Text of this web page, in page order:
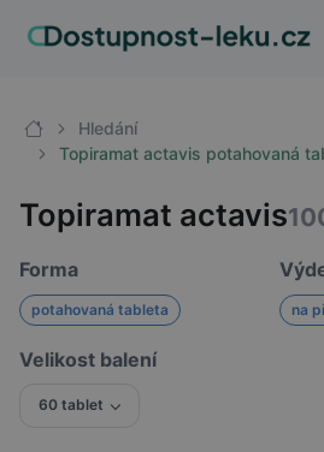
Hledání
Topiramat actavis potahovaná
Topiramat actavis
Forma
potahovaná tableta na
Velikost balení
60 tablet